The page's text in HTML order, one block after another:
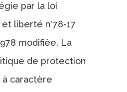
par la loi
liberté n°78-17
modifiée. La
de protection
à caractère